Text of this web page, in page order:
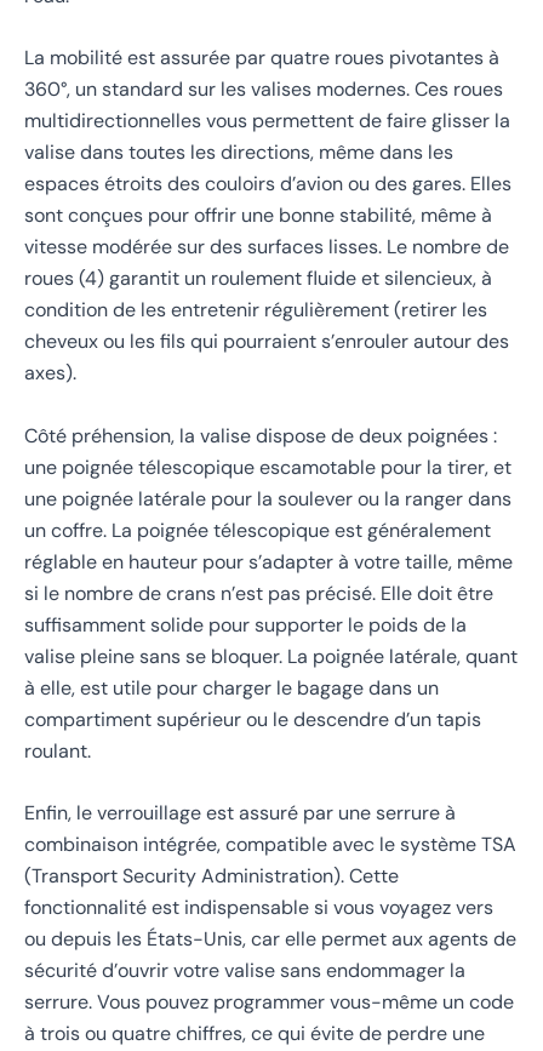
La mobilité est assurée par quatre roues pivotantes à
360°, un standard sur les valises modernes. Ces roues
multidirectionnelles vous permettent de faire glisser la
valise dans toutes les directions, même dans les
espaces étroits des couloirs d’avion ou des gares. Elles
sont conçues pour offrir une bonne stabilité, même à
vitesse modérée sur des surfaces lisses. Le nombre de
roues (4) garantit un roulement fluide et silencieux, à
condition de les entretenir régulièrement (retirer les
cheveux ou les fils qui pourraient s’enrouler autour des
axes).
Côté préhension, la valise dispose de deux poignées :
une poignée télescopique escamotable pour la tirer, et
une poignée latérale pour la soulever ou la ranger dans
un coffre. La poignée télescopique est généralement
réglable en hauteur pour s’adapter à votre taille, même
si le nombre de crans n’est pas précisé. Elle doit être
suffisamment solide pour supporter le poids de la
valise pleine sans se bloquer. La poignée latérale, quant
à elle, est utile pour charger le bagage dans un
compartiment supérieur ou le descendre d’un tapis
roulant.
Enfin, le verrouillage est assuré par une serrure à
combinaison intégrée, compatible avec le système TSA
(Transport Security Administration). Cette
fonctionnalité est indispensable si vous voyagez vers
ou depuis les États-Unis, car elle permet aux agents de
sécurité d’ouvrir votre valise sans endommager la
serrure. Vous pouvez programmer vous-même un code
à trois ou quatre chiffres, ce qui évite de perdre une